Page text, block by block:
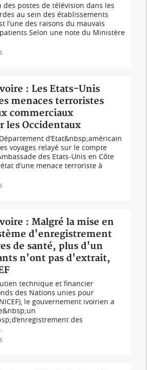
des postes de télévision dans les
au sein des établissements
l’une des raisons du mauvais
une note du Ministère
: Les Etats-Unis
menaces terroristes
commerciaux
les Occidentaux
d’Etat&nbsp;américain
voyages relayé sur le compte
des Etats-Unis en Côte
d’une menace terroriste à
: Malgré la mise en
d'enregistrement
de santé, plus d'un
n'ont pas d'extrait,
technique et financier
des Nations unies pour
le gouvernement ivoirien a
des